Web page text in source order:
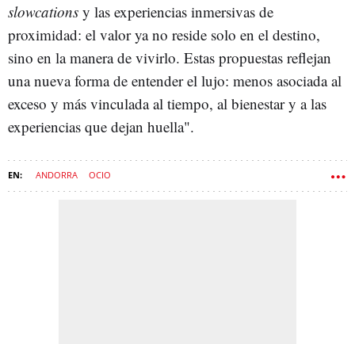
slowcations y las experiencias inmersivas de
proximidad: el valor ya no reside solo en el destino,
sino en la manera de vivirlo. Estas propuestas reflejan
una nueva forma de entender el lujo: menos asociada al
exceso y más vinculada al tiempo, al bienestar y a las
experiencias que dejan huella".
ANDORRA OCIO